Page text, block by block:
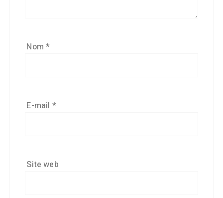
Nom*
E-mail *
Site web